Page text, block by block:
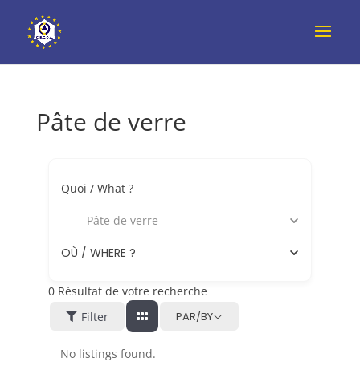
Pâte de verre
Quoi / What ?
Pâte de verre
OÙ / WHERE ?
0Résultat de votre recherche
Filter
PAR/BY
No listings found.